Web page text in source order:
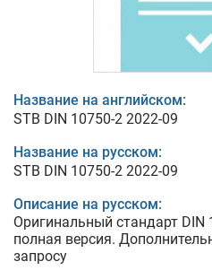
Название на английском:
STB DIN 10750-2 2022-09
Название на русском:
STB DIN 10750-2 2022-09
Описание на русском:
Оригинальный стандарт DIN
полная версия.
запросу